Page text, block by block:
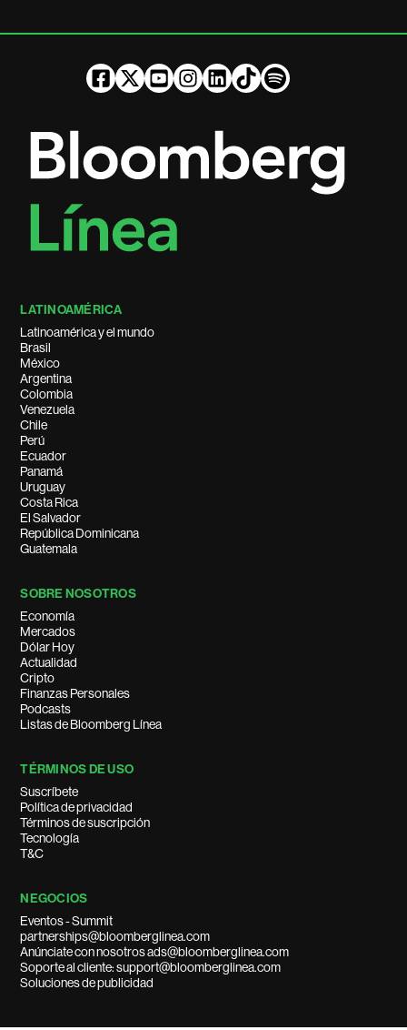
LATINOAMÉRICA
Latinoamérica y el mundo
Brasil
México
Argentina
Colombia
Venezuela
Chile
Perú
Ecuador
Panamá
Uruguay
Costa Rica
El Salvador
República Dominicana
Guatemala
SOBRE NOSOTROS
Economía
Mercados
Dólar Hoy
Actualidad
Cripto
Finanzas Personales
Podcasts
Listas de Bloomberg Línea
TÉRMINOS DE USO
Suscríbete
Política de privacidad
Términos de suscripción
Tecnología
T&C
NEGOCIOS
Eventos - Summit
partnerships@bloomberglinea.com
Anúnciate con nosotros ads@bloomberglinea.com
Soporte al cliente: support@bloomberglinea.com
Soluciones de publicidad